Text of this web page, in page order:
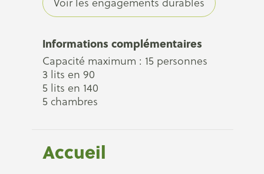
Informations complémentaires
Capacité maximum : 15 personnes
3 lits en 90
5 lits en 140
5 chambres
Accueil